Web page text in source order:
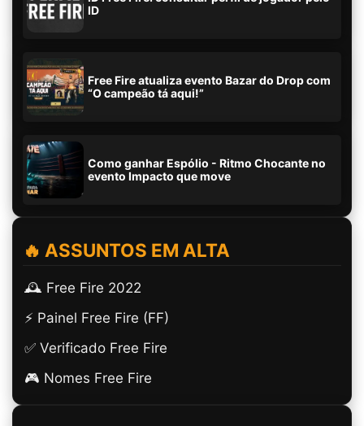
ID
Free Fire atualiza evento Bazar do Drop com
“O campeão tá aqui!”
Como ganhar Espólio - Ritmo Chocante no
evento Impacto que move
🔥 ASSUNTOS EM ALTA
🕰️ Free Fire 2022
⚡ Painel Free Fire (FF)
✅ Verificado Free Fire
🎮 Nomes Free Fire